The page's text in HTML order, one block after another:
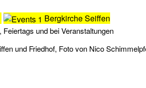
Bergkirche Seiffen
und bei Veranstaltungen